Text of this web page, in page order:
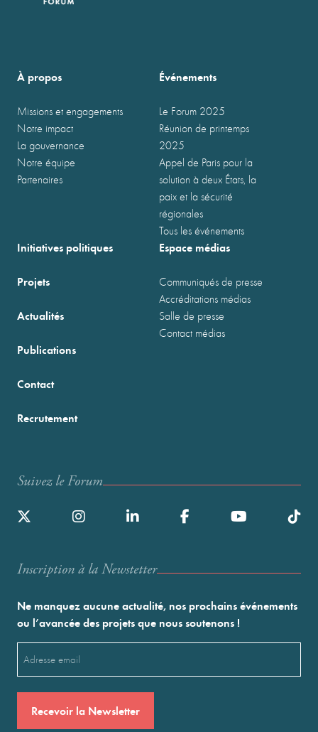
À propos
Missions et engagements
Notre impact
La gouvernance
Notre équipe
Partenaires
Événements
Le Forum 2025
Réunion de printemps
2025
Appel de Paris pour la
solution à deux États, la
paix et la sécurité
régionales
Tous les événements
Initiatives politiques
Projets
Actualités
Publications
Espace médias
Communiqués de presse
Accréditations médias
Salle de presse
Contact médias
Contact
Recrutement
Suivez le Forum
Inscription à la Newstetter
Ne manquez aucune actualité, nos prochains événements
ou l’avancée des projets que nous soutenons !
(Nécessaire)